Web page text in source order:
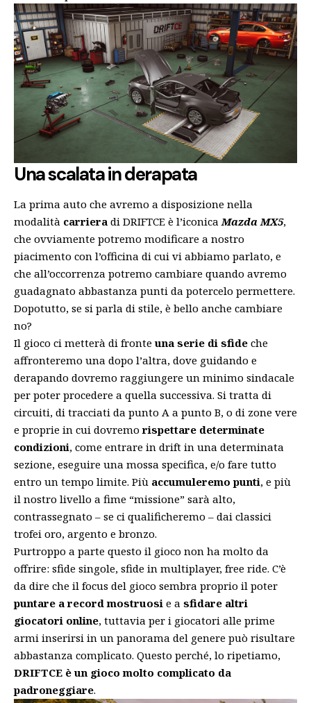
Una scalata in derapata
La prima auto che avremo a disposizione nella
modalità carriera di DRIFTCE è l’iconicaMazda MX5,
che ovviamente potremo modificare a nostro
piacimento con l’officina di cui vi abbiamo parlato, e
che all’occorrenza potremo cambiare quando avremo
guadagnato abbastanza punti da potercelo permettere.
Dopotutto, se si parla di stile, è bello anche cambiare
no?
Il gioco ci metterà di fronte una serie di sfide che
affronteremo una dopo l’altra, dove guidando e
derapando dovremo raggiungere un minimo sindacale
per poter procedere a quella successiva. Si tratta di
circuiti, di tracciati da punto A a punto B, o di zone vere
e proprie in cui dovremorispettare determinate
condizioni, come entrare in drift in una determinata
sezione, eseguire una mossa specifica, e/o fare tutto
entro un tempo limite. Più accumuleremo punti, e più
il nostro livello a fime “missione” sarà alto,
contrassegnato – se ci qualificheremo – dai classici
trofei oro, argento e bronzo.
Purtroppo a parte questo il gioco non ha molto da
offrire: sfide singole, sfide in multiplayer, free ride. C’è
da dire che il focus del gioco sembra proprio il poter
puntare a record mostruosi e a sfidare altri
giocatori online, tuttavia per i giocatori alle prime
armi inserirsi in un panorama del genere può risultare
abbastanza complicato. Questo perché, lo ripetiamo,
DRIFTCE è un gioco molto complicato da
padroneggiare.